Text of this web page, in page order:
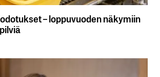
– loppuvuoden näkymiin